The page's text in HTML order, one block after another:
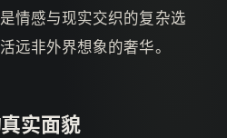
情感与现实交织的复杂选
远非外界想象的奢华。
实面貌